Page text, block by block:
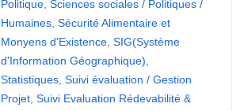
Politique, Sciences sociales / Politiques /
Humaines, Sécurité Alimentaire et
Monyens d'Existence, SIG(Système
d'Information Géographique),
Statistiques, Suivi évaluation / Gestion
Projet, Suivi Evaluation Rédevabilité &